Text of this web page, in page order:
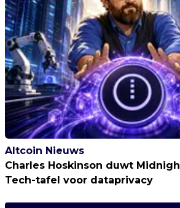
Altcoin Nieuws
Charles Hoskinson duwt
Tech-tafel voor dataprivacy